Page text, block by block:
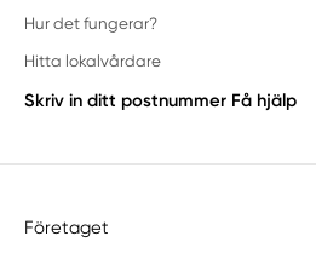
Hur det fungerar?
Hitta lokalvårdare
Skriv in ditt postnummer Få hjälp
Företaget